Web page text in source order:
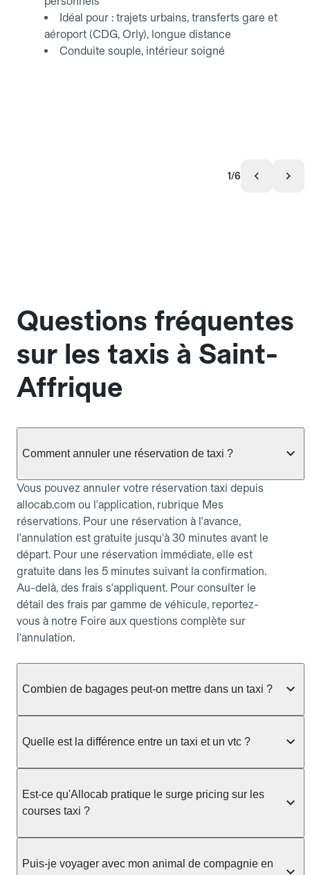
Idéal pour : trajets urbains, transferts gare et
aéroport (CDG, Orly), longue distance
Conduite souple, intérieur soigné
1/6
Questions fréquentes
sur les taxis à Saint-
Affrique
Comment annuler une réservation de taxi ?
Vous pouvez annuler votre réservation taxi depuis
allocab.com ou l'application, rubrique Mes
réservations. Pour une réservation à l'avance,
l'annulation est gratuite jusqu'à 30 minutes avant le
départ. Pour une réservation immédiate, elle est
gratuite dans les 5 minutes suivant la confirmation.
Au-delà, des frais s'appliquent. Pour consulter le
détail des frais par gamme de véhicule, reportez-
vous à notre Foire aux questions complète sur
l'annulation.
Combien de bagages peut-on mettre dans un taxi ?
taxi berline accueille en général jusqu'à 3 bagages
ou nombreux, précisez-le dans le champ "Message
au chauffeur" lors de la réservation. Le prix n'est
pas impacté par le nombre de bagages.
Quelle est la différence entre un taxi et un vtc ?
prendre en charge directement dans la rue, à une
station ou sur réservation, avec un tarif au
réservation et propose un prix fixe annoncé à
l'avance. Chez Allocab, réservez facilement votre
Est-ce qu'Allocab pratique le surge pricing sur les
courses taxi ?
réglementation préfectorale et suit un barème
Puis-je voyager avec mon animal de compagnie en